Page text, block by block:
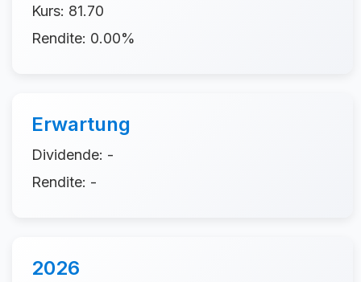
Kurs: 81.70
Rendite: 0.00%
Erwartung
Dividende: -
Rendite: -
2026